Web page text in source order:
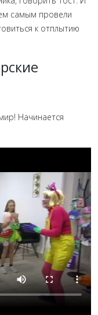
самым провели
к отплытию
Начинается